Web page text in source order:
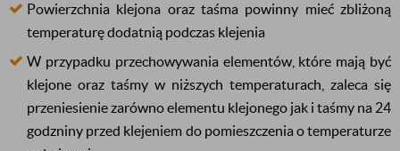
Powierzchnia klejona oraz taśma powinny mieć zbliżoną
temperaturę dodatnią podczas klejenia
W przypadku przechowywania elementów, które mają być
klejone oraz taśmy w niższych temperaturach, zaleca się
przeniesienie zarówno elementu klejonego jak i taśmy na 24
godzniny przed klejeniem do pomieszczenia o temperaturze